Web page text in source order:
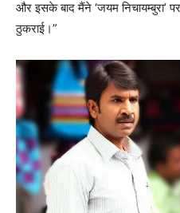
और इसके बाद मैंने ‘जयम निचायम्बुरा’
ठुकराई।”